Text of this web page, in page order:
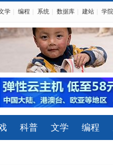
学 编程 系统 数据库 建站 学院
科普 文学 编程